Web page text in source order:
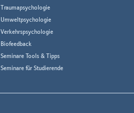
Traumapsychologie
Umweltpsychologie
Verkehrspsychologie
Biofeedback
Seminare Tools & Tipps
Seminare für Studierende